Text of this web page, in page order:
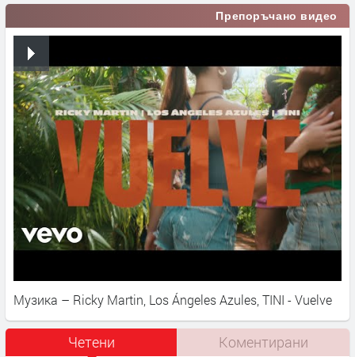
Препоръчано видео
Музика – Ricky Martin, Los Ángeles Azules, TINI - Vuelve
Четени Коментирани